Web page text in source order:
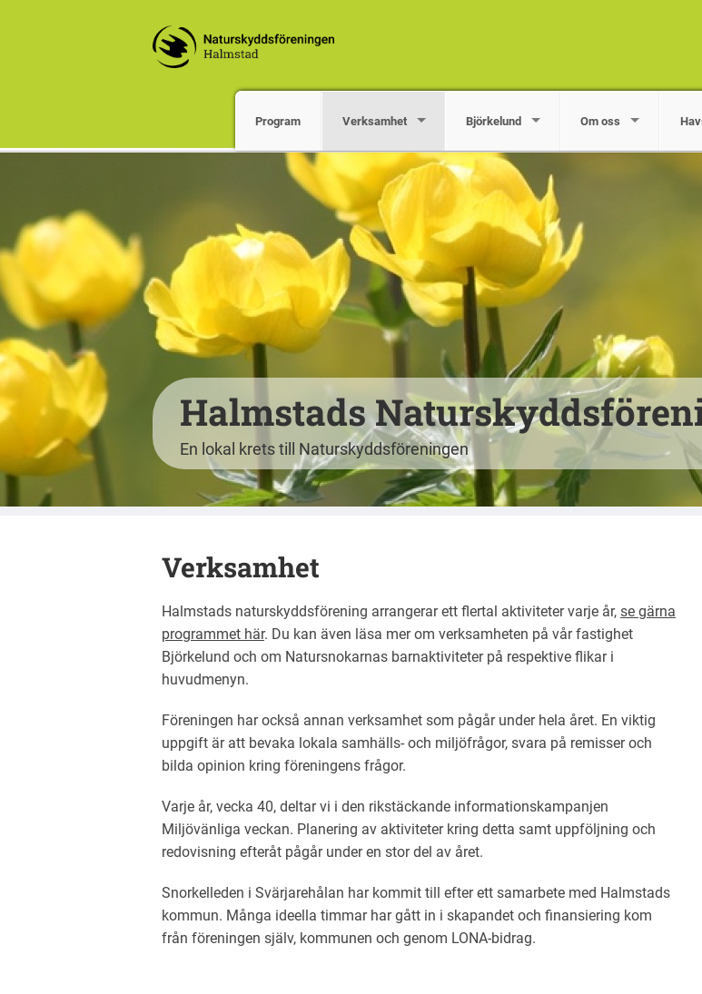
Program Verksamhet Björkelund Om oss
Halmstads
En lokal krets till Naturskyddsföreningen
Verksamhet
Halmstads naturskyddsförening arrangerar ett flertal aktiviteter varje år, se gärna
programmet här. Du kan även läsa mer om verksamheten på vår fastighet
Björkelund och om Natursnokarnas barnaktiviteter på respektive flikar i
huvudmenyn.
Föreningen har också annan verksamhet som pågår under hela året. En viktig
uppgift är att bevaka lokala samhälls- och miljöfrågor, svara på remisser och
bilda opinion kring föreningens frågor.
Varje år, vecka 40, deltar vi i den rikstäckande informationskampanjen
Miljövänliga veckan. Planering av aktiviteter kring detta samt uppföljning och
redovisning efteråt pågår under en stor del av året.
Snorkelleden i Svärjarehålan har kommit till efter ett samarbete med Halmstads
kommun. Många ideella timmar har gått in i skapandet och finansiering kom
från föreningen själv, kommunen och genom LONA-bidrag.